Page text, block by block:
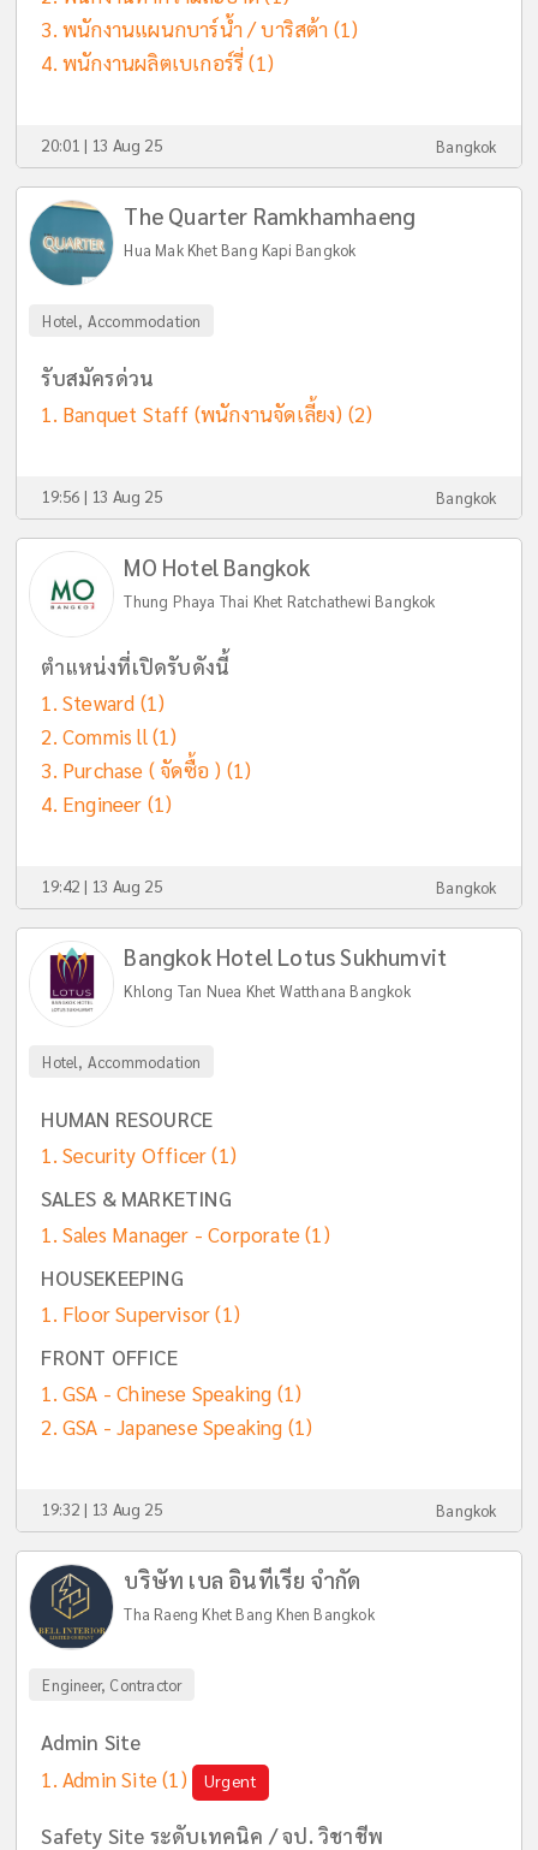
พนักงานแผนกบาร์น้ำ / บาริสต้า (1)
พนักงานผลิตเบเกอร์รี่(1)
20:01 | 13 Aug 25 Bangkok
The Quarter Ramkhamhaeng
Hua Mak Khet Bang Kapi Bangkok
Hotel, Accommodation
รับสมัครด่วน
Banquet Staff (พนักงานจัดเลี้ยง) (2)
19:56 | 13 Aug 25 Bangkok
MO Hotel Bangkok
Thung Phaya Thai Khet Ratchathewi Bangkok
ตำแหน่งที่เปิดรับดังนี้
Steward (1)
Commis ll(1)
Purchase ( จัดซื้อ ) (1)
Engineer (1)
19:42 | 13 Aug 25 Bangkok
Bangkok Hotel Lotus Sukhumvit
Khlong Tan Nuea Khet Watthana Bangkok
Hotel, Accommodation
HUMAN RESOURCE
Security Officer(1)
SALES & MARKETING
Sales Manager - Corporate(1)
HOUSEKEEPING
Floor Supervisor(1)
FRONT OFFICE
GSA - Chinese Speaking (1)
GSA - Japanese Speaking (1)
19:32 | 13 Aug 25 Bangkok
บริษัท เบล อินทีเรีย จำกัด
Tha Raeng Khet Bang Khen Bangkok
Engineer, Contractor
Admin Site
Admin Site(1) Urgent
Safety Site ระดับเทคนิค / จป. วิชาชีพ